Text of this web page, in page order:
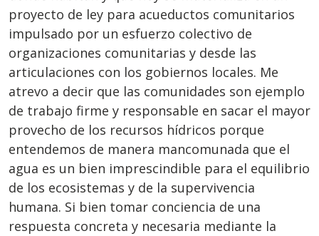
proyecto de ley para acueductos comunitarios
impulsado por un esfuerzo colectivo de
organizaciones comunitarias y desde las
articulaciones con los gobiernos locales. Me
atrevo a decir que las comunidades son ejemplo
de trabajo firme y responsable en sacar el mayor
provecho de los recursos hídricos porque
entendemos de manera mancomunada que el
agua es un bien imprescindible para el equilibrio
de los ecosistemas y de la supervivencia
humana. Si bien tomar conciencia de una
respuesta concreta y necesaria mediante la